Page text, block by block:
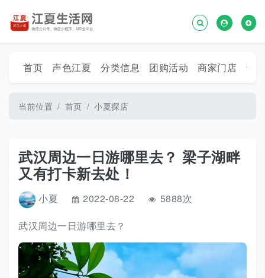
首页 声色江夏 分类信息 团购活动 商家门店 话
当前位置 首页 小夏探店
武汉周边一日游哪里去？ 梁子湖畔
又有打卡新去处！
小夏 2022-08-22
5888次
武汉周边一日游哪里去？